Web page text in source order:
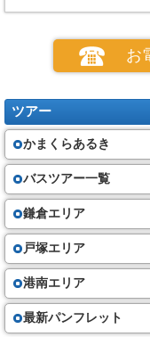
(２)電話、郵便、ファク
の予約を受け付けます。
ず、旅行者は、当社が予
通知しなければなりません
(３) 当社は、お客さまが
込みをお断りすることがあ
①他の旅行者に迷惑を及
れがあると当社が判断する
②お客さまが暴力団員、暴
③お客さまが当社に対して
して脅迫的な言動若しくは
ったとき。
④お客さまが風説を流布し
を毀損し若しくは当社の
ったとき。
⑤その他当社の業務上の都
旅行代金
お
ツアー
かまくらあるき
バスツアー一覧
鎌倉エリア
戸塚エリア
港南エリア
最新パンフレット